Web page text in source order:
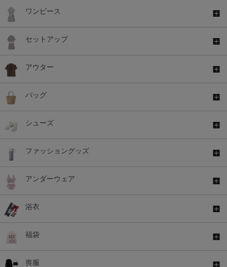
ワンピース
セットアップ
アウター
バッグ
シューズ
ファッショングッズ
アンダーウェア
浴衣
福袋
喪服